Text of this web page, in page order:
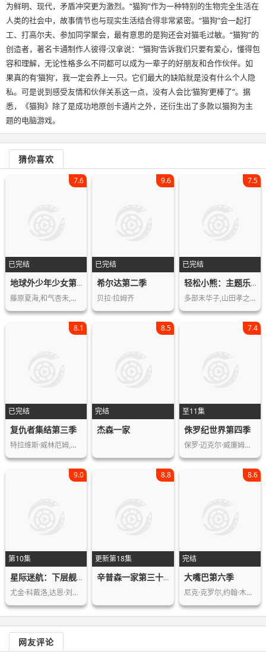
为鲜明、现代，矛盾冲突更为激烈。“猫狗”作为一种特别的生物完全生活在
人类的社会中，故事情节也与现实生活结合得非常紧密。“猫狗”会一起打
工、打高尔夫、参加同学聚会，最有意思的是狗还会对猫毛过敏。“猫狗”的
创造者，著名卡通制作人彼得·汉拿说：“‘猫狗’告诉我们只要有爱心，懂得包
容和理解，无论性格多么不同都可以成为一辈子的好朋友和合作伙伴。如
果真的有‘猫狗’，我一定会养上一只。它们最大的缺陷就是没有什么个人隐
私。可是说到感受友情和伙伴关系这一点，没有人会比‘猫狗’更棒了”。据
悉，《猫狗》除了是成功地原创卡通片之外，还衍生出了多款以猫狗为主
题的电脑游戏。
猜你喜欢
已完结
7.6
地球外少年少女第一季
藤原夏海,和气杏未,小野贤章,赤崎千夏…
已完结
9.6
希尔达第二季
贝拉·拉姆齐
已完结
7.5
轻松小熊：主题乐园大冒险第一季
多部未华子,山田孝之,上田丽奈,拉娜·…
已完结
8.1
复仇者集结第三季
特拉维斯·威林厄姆,亚德里安·帕斯达…
完结
8.5
杰森一家
至11集
7.4
侏罗纪世界第四季
保罗·迈克尔·威廉姆斯,肖恩·吉布朗…
第10集
9.0
星际迷航：下层舰员第三季
尤金·科戴洛,达恩·刘易斯,陶尼·纽萨…
更新第18集
8.8
辛普森一家第三十五季
完结
8.6
大嘴巴第六季
尼克·克罗尔,约翰·木兰尼,杰茜·克莱…
网友评论